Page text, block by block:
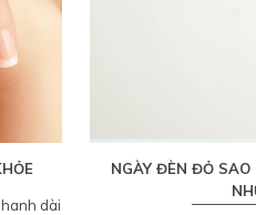
dài
NGÀY ĐÈN ĐỎ